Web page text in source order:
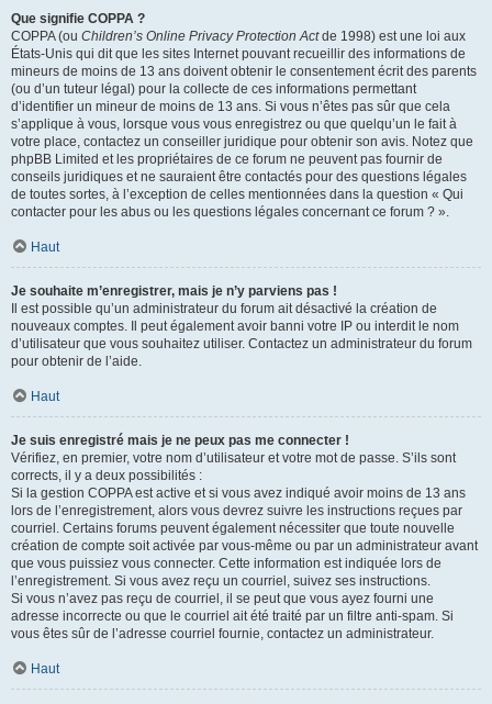
Que signifie COPPA ?
COPPA (ou Children’s Online Privacy Protection Actde 1998) est une loi aux
États-Unis qui dit que les sites Internet pouvant recueillir des informations de
mineurs de moins de 13 ans doivent obtenir le consentement écrit des parents
(ou d’un tuteur légal) pour la collecte de ces informations permettant
d’identifier un mineur de moins de 13 ans. Si vous n’êtes pas sûr que cela
s’applique à vous, lorsque vous vous enregistrez ou que quelqu’un le fait à
votre place, contactez un conseiller juridique pour obtenir son avis. Notez que
phpBB Limited et les propriétaires de ce forum ne peuvent pas fournir de
conseils juridiques et ne sauraient être contactés pour des questions légales
de toutes sortes, à l’exception de celles mentionnées dans la question « Qui
contacter pour les abus ou les questions légales concernant ce forum ? ».
Haut
Je souhaite m’enregistrer, mais je n’y parviens pas !
Il est possible qu’un administrateur du forum ait désactivé la création de
nouveaux comptes. Il peut également avoir banni votre IP ou interdit le nom
d’utilisateur que vous souhaitez utiliser. Contactez un administrateur du forum
pour obtenir de l’aide.
Haut
Je suis enregistré mais je ne peux pas me connecter !
Vérifiez, en premier, votre nom d’utilisateur et votre mot de passe. S’ils sont
corrects, il y a deux possibilités :
Si la gestion COPPA est active et si vous avez indiqué avoir moins de 13 ans
lors de l’enregistrement, alors vous devrez suivre les instructions reçues par
courriel. Certains forums peuvent également nécessiter que toute nouvelle
création de compte soit activée par vous-même ou par un administrateur avant
que vous puissiez vous connecter. Cette information est indiquée lors de
l’enregistrement. Si vous avez reçu un courriel, suivez ses instructions.
Si vous n’avez pas reçu de courriel, il se peut que vous ayez fourni une
adresse incorrecte ou que le courriel ait été traité par un filtre anti-spam. Si
vous êtes sûr de l’adresse courriel fournie, contactez un administrateur.
Haut